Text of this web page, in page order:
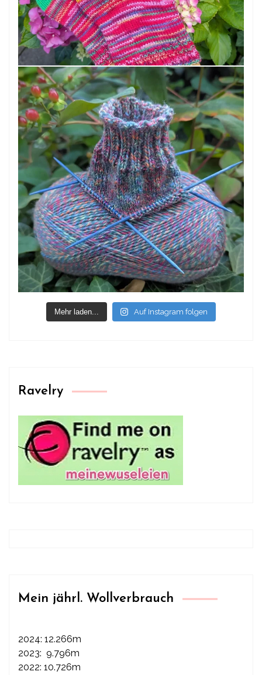
Mehr laden... Auf Instagram folgen
Ravelry
Mein jährl. Wollverbrauch
2024: 12.266m
2023: 9.796m
2022: 10.726m